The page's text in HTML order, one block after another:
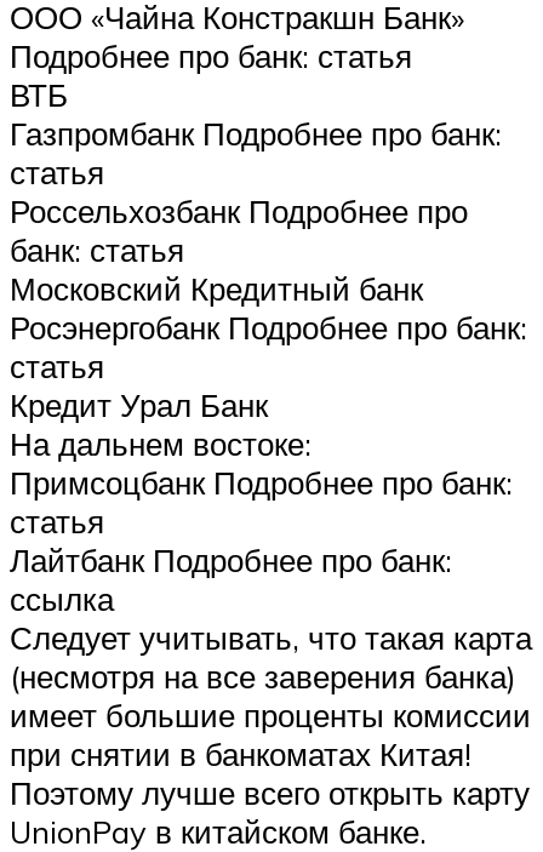
ООО «Чайна Констракшн Банк»
Подробнее про банк: статья
ВТБ
Газпромбанк Подробнее про банк:
статья
Россельхозбанк Подробнее про
банк: статья
Московский Кредитный банк
Росэнергобанк Подробнее про банк:
статья
Кредит Урал Банк
На дальнем востоке:
Примсоцбанк Подробнее про банк:
статья
Лайтбанк Подробнее про банк:
ссылка
Следует учитывать, что такая карта
(несмотря на все заверения банка)
имеет большие проценты комиссии
при снятии в банкоматах Китая!
Поэтому лучше всего открыть карту
UnionPay в китайском банке.